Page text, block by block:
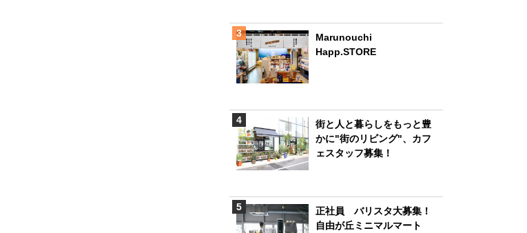
Marunouchi
Happ.STORE
街と人と暮らしをもっと豊
かに"街のリビング"、カフ
ェスタッフ募集！
正社員 バリスタ大募集！
自由が丘ミニマルマート